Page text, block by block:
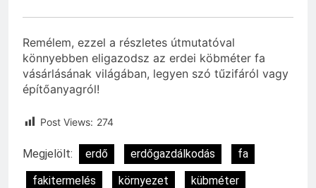
Remélem, ezzel a részletes útmutatóval
könnyebben eligazodsz az erdei köbméter fa
vásárlásának világában, legyen szó tűzifáról vagy
építőanyagról!
Post Views: 274
Megjelölt: erdő erdőgazdálkodás
fa
fakitermelés
környezet
kübméter